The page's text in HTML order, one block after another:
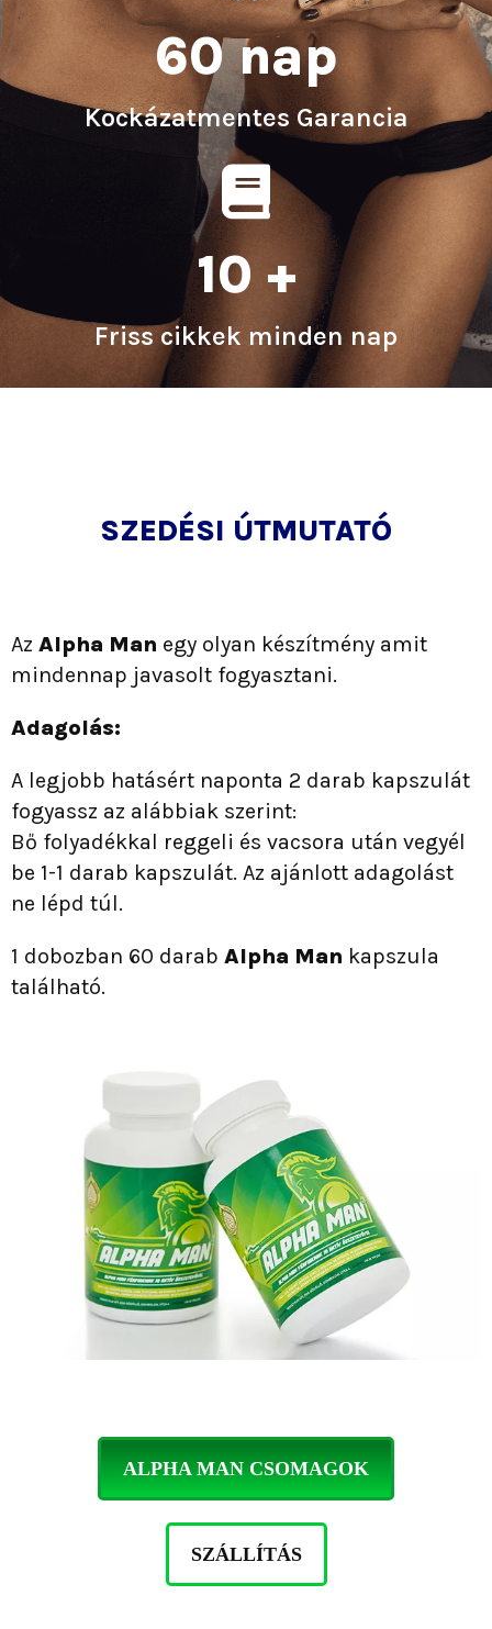
60 nap
Kockázatmentes Garancia
10 +
Friss cikkek minden nap
SZEDÉSI ÚTMUTATÓ
Az Alpha Man egy olyan készítmény amit
mindennap javasolt fogyasztani.
Adagolás:
A legjobb hatásért naponta 2 darab kapszulát
fogyassz az alábbiak szerint:
Bő folyadékkal reggeli és vacsora után vegyél
be 1-1 darab kapszulát. Az ajánlott adagolást
ne lépd túl.
1 dobozban 60 darab Alpha Man kapszula
található.
ALPHA MAN CSOMAGOK
SZÁLLÍTÁS